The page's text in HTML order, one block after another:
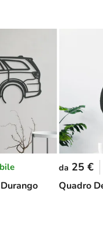
Quadro
da 25 €